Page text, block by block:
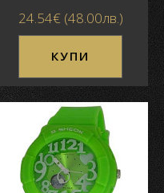
24.54€ (48.00лв.)
КУПИ